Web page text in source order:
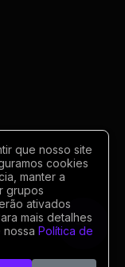
que nosso site
cookies
manter a
grupos
ativados
mais detalhes
Política de